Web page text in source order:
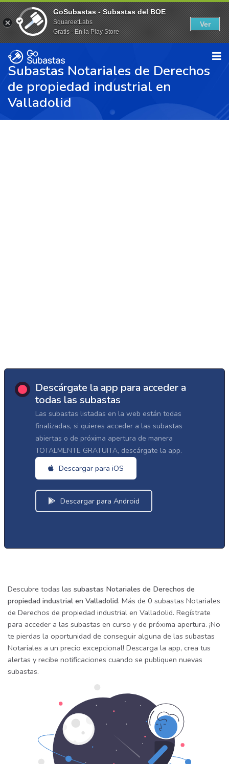
Subastas Notariales de Derechos
de propiedad industrial en
Valladolid
Descárgate la app para acceder a
todas las subastas
Las subastas listadas en la web están todas
finalizadas, si quieres acceder a las subastas
abiertas o de próxima apertura de manera
TOTALMENTE GRATUITA, descárgate la app.
Descargar para iOS
Descargar para Android
Descubre todas las subastas Notariales de Derechos de
propiedad industrial en Valladolid. Más de 0 subastas Notariales
de Derechos de propiedad industrial en Valladolid. Regístrate
para acceder a las subastas en curso y de próxima apertura. ¡No
te pierdas la oportunidad de conseguir alguna de las subastas
Notariales a un precio excepcional! Descarga la app, crea tus
alertas y recibe notificaciones cuando se publiquen nuevas
subastas.
GoSubastas - Subastas del BOE
SquareetLabs
Gratis - En la Play Store
Ver